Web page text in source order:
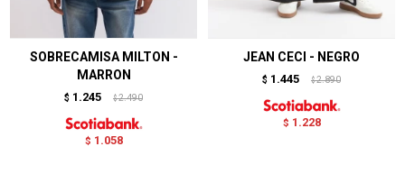
SOBRECAMISA MILTON -
MARRON
$ 1.245 $ 2.490
$ 1.058
JEAN CECI - NEGRO
$ 1.445 $ 2.890
$ 1.228